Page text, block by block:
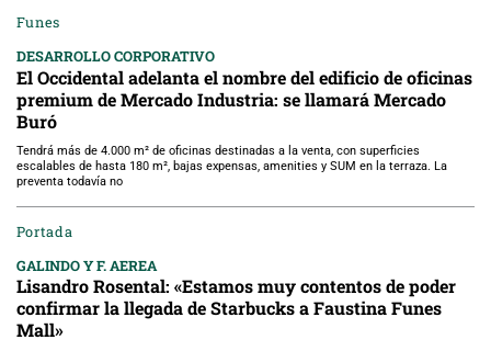
Funes
DESARROLLO CORPORATIVO
El Occidental adelanta el nombre del edificio de oficinas
premium de Mercado Industria: se llamará Mercado
Buró
Tendrá más de 4.000 m² de oficinas destinadas a la venta, con superficies
escalables de hasta 180 m², bajas expensas, amenities y SUM en la terraza. La
preventa todavía no
Portada
GALINDO Y F. AEREA
Lisandro Rosental: «Estamos muy contentos de poder
confirmar la llegada de Starbucks a Faustina Funes
Mall»